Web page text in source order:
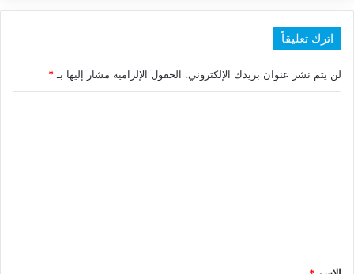
اترك تعليقاً
لن يتم نشر عنوان بريدك الإلكتروني. الحقول الإلزامية مشار إليها بـ *
*